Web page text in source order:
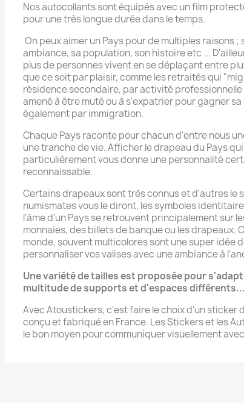
Nos autocollants sont équipés avec un film
pour une très longue durée dans le temps.
On peux aimer un Pays pour de multiples raisons ;
ambiance, sa population, son histoire etc ...
plus de personnes vivent en se déplaçant entre
que ce soit par plaisir, comme les retraités qui
résidence secondaire, par activité professionnelle
amené à être muté ou à s'expatrier pour gagner sa
également par immigration.
Chaque Pays raconte pour chacun d'entre nous
une tranche de vie. Afficher le drapeau du Pays
particulièrement vous donne une personnalité
reconnaissable.
Certains drapeaux sont très connus et d'autres le
numismates vous le diront, les symboles
l'âme d'un Pays se retrouvent principalement sur
monnaies, des billets de banque ou les drapeaux.
monde, souvent multicolores sont une super idée
personnaliser vos valises avec une ambiance à
Une variété de tailles est proposée pour
multitude de supports et d'espaces différents...
Avec Atoustickers, c'est faire le choix d'un sticker
conçu et fabriqué en France. Les Stickers et les
le bon moyen pour communiquer visuellement